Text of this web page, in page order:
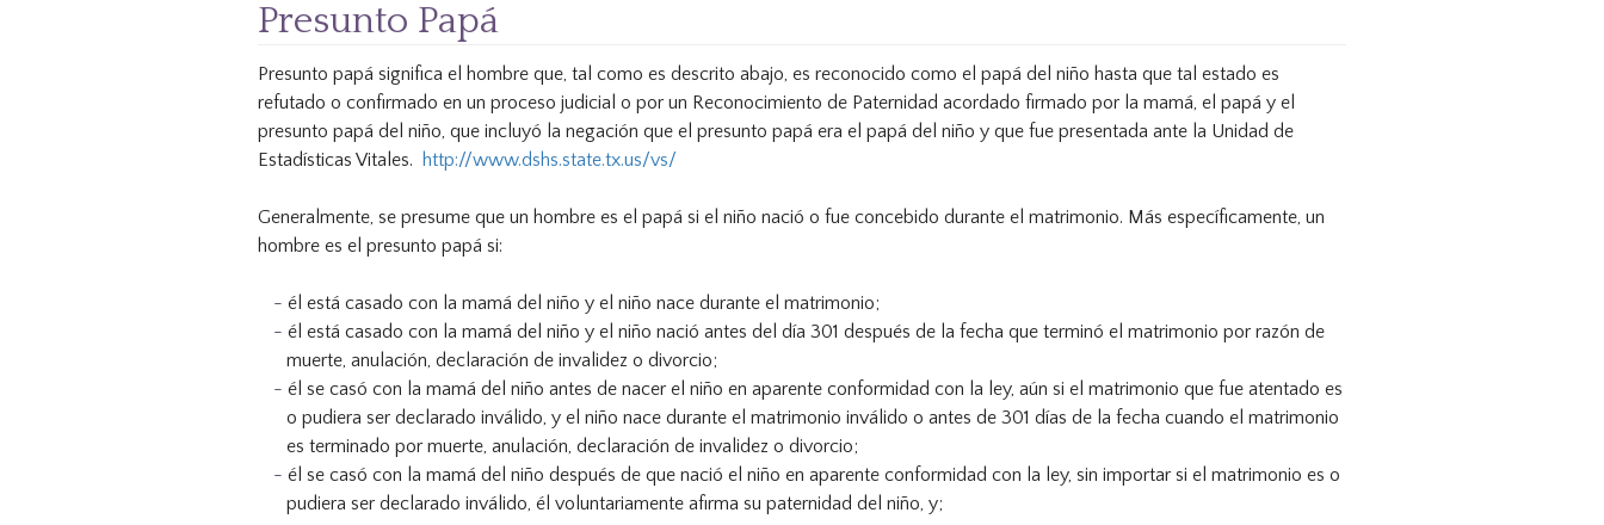
Presunto Papá
Presunto papá significa el hombre que, tal como es descrito abajo, es reconocido como el papá del niño hasta que tal estado es
refutado o confirmado en un proceso judicial o por un Reconocimiento de Paternidad acordado firmado por la mamá, el papá y el
presunto papá del niño, que incluyó la negación que el presunto papá era el papá del niño y que fue presentada ante la Unidad de
Estadísticas Vitales.
http://www.dshs.state.tx.us/vs/
Generalmente, se presume que un hombre es el papá si el niño nació o fue concebido durante el matrimonio. Más específicamente, un
hombre es el presunto papá si:
él está casado con la mamá del niño y el niño nace durante el matrimonio;
él está casado con la mamá del niño y el niño nació antes del día 301 después de la fecha que terminó el matrimonio por razón de
muerte, anulación, declaración de invalidez o divorcio;
él se casó con la mamá del niño antes de nacer el niño en aparente conformidad con la ley, aún si el matrimonio que fue atentado es
o pudiera ser declarado inválido, y el niño nace durante el matrimonio inválido o antes de 301 días de la fecha cuando el matrimonio
es terminado por muerte, anulación, declaración de invalidez o divorcio;
él se casó con la mamá del niño después de que nació el niño en aparente conformidad con la ley, sin importar si el matrimonio es o
pudiera ser declarado inválido, él voluntariamente afirma su paternidad del niño, y;